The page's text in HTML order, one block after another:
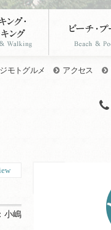
モトグルメ アクセス
小嶋